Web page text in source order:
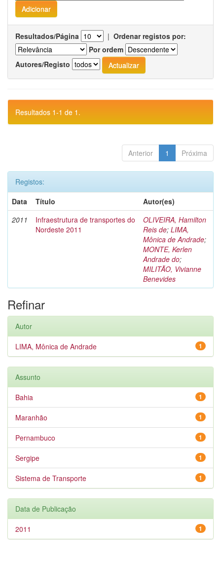
Resultados/Página | Ordenar registos por:
Por ordem
Autores/Registo
Resultados 1-1 de 1.
Anterior 1 Próxima
Registos:
Data
Título
Autor(es)
2011
Infraestrutura de transportes do
Nordeste 2011
OLIVEIRA, Hamilton
Reis de; LIMA,
Mônica de Andrade;
MONTE, Kerlen
Andrade do;
MILITÃO, Vivianne
Benevides
Refinar
Autor
1
LIMA, Mônica de Andrade
Assunto
1
Bahia
1
Maranhão
1
Pernambuco
1
Sergipe
1
Sistema de Transporte
Data de Publicação
1
2011